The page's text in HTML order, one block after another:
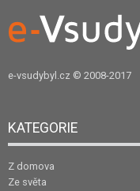
e-vsudybyl.cz © 2008-2017
KATEGORIE
Z domova
Ze světa